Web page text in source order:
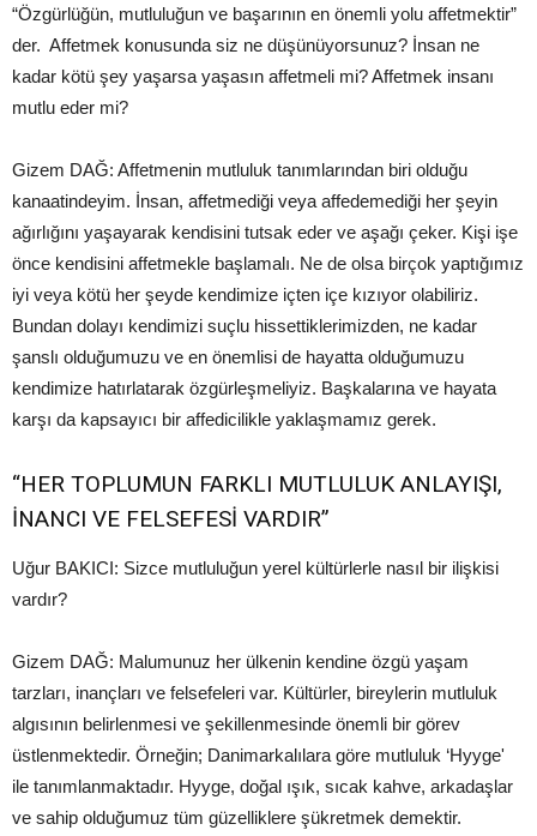
“Özgürlüğün, mutluluğun ve başarının en önemli yolu affetmektir”
der. Affetmek konusunda siz ne düşünüyorsunuz? İnsan ne
kadar kötü şey yaşarsa yaşasın affetmeli mi? Affetmek insanı
mutlu eder mi?
Gizem DAĞ: Affetmenin mutluluk tanımlarından biri olduğu
kanaatindeyim. İnsan, affetmediği veya affedemediği her şeyin
ağırlığını yaşayarak kendisini tutsak eder ve aşağı çeker. Kişi işe
önce kendisini affetmekle başlamalı. Ne de olsa birçok yaptığımız
iyi veya kötü her şeyde kendimize içten içe kızıyor olabiliriz.
Bundan dolayı kendimizi suçlu hissettiklerimizden, ne kadar
şanslı olduğumuzu ve en önemlisi de hayatta olduğumuzu
kendimize hatırlatarak özgürleşmeliyiz. Başkalarına ve hayata
karşı da kapsayıcı bir affedicilikle yaklaşmamız gerek.
“HER TOPLUMUN FARKLI MUTLULUK ANLAYIŞI,
İNANCI VE FELSEFESİ VARDIR”
Uğur BAKICI: Sizce mutluluğun yerel kültürlerle nasıl bir ilişkisi
vardır?
Gizem DAĞ: Malumunuz her ülkenin kendine özgü yaşam
tarzları, inançları ve felsefeleri var. Kültürler, bireylerin mutluluk
algısının belirlenmesi ve şekillenmesinde önemli bir görev
üstlenmektedir. Örneğin; Danimarkalılara göre mutluluk ‘Hyyge'
ile tanımlanmaktadır. Hyyge, doğal ışık, sıcak kahve, arkadaşlar
ve sahip olduğumuz tüm güzelliklere şükretmek demektir.